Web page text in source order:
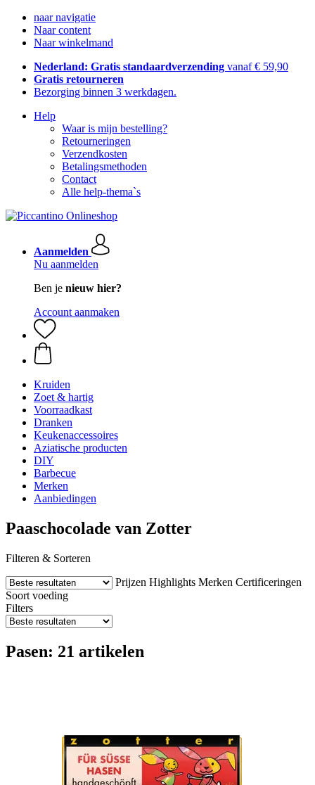
naar navigatie
Naar content
Naar winkelmand
Nederland: Gratis standaardverzending vanaf € 59,90
Gratis retourneren
Bezorging binnen 3 werkdagen.
Help
Waar is mijn bestelling?
Retourneringen
Verzendkosten
Betalingsmethoden
Contact
Alle help-thema`s
Aanmelden
Nu aanmelden
Ben je nieuw hier?
Account aanmaken
Kruiden
Zoet & hartig
Voorraadkast
Dranken
Keukenaccessoires
Aziatische producten
DIY
Barbecue
Merken
Aanbiedingen
Paaschocolade van Zotter
Filteren & Sorteren
Prijzen Highlights Merken Certificeringen
Soort voeding
Filters
Pasen: 21 artikelen